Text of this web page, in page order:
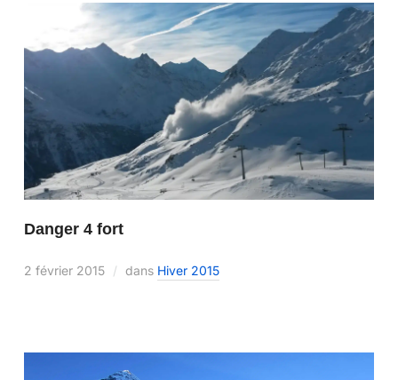
Danger 4 fort
2 février 2015 dans Hiver 2015